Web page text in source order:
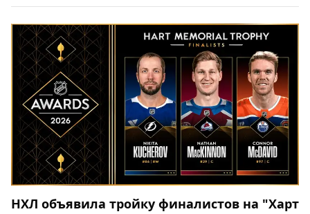
НХЛ объявила тройку финалистов на "Харт